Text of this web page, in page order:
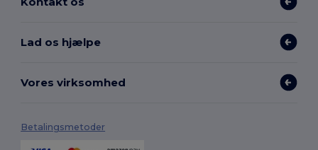
Lad os hjælpe
Vores virksomhed
Betalingsmetoder